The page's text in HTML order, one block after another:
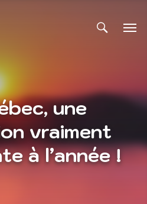
une
vraiment
à l’année !